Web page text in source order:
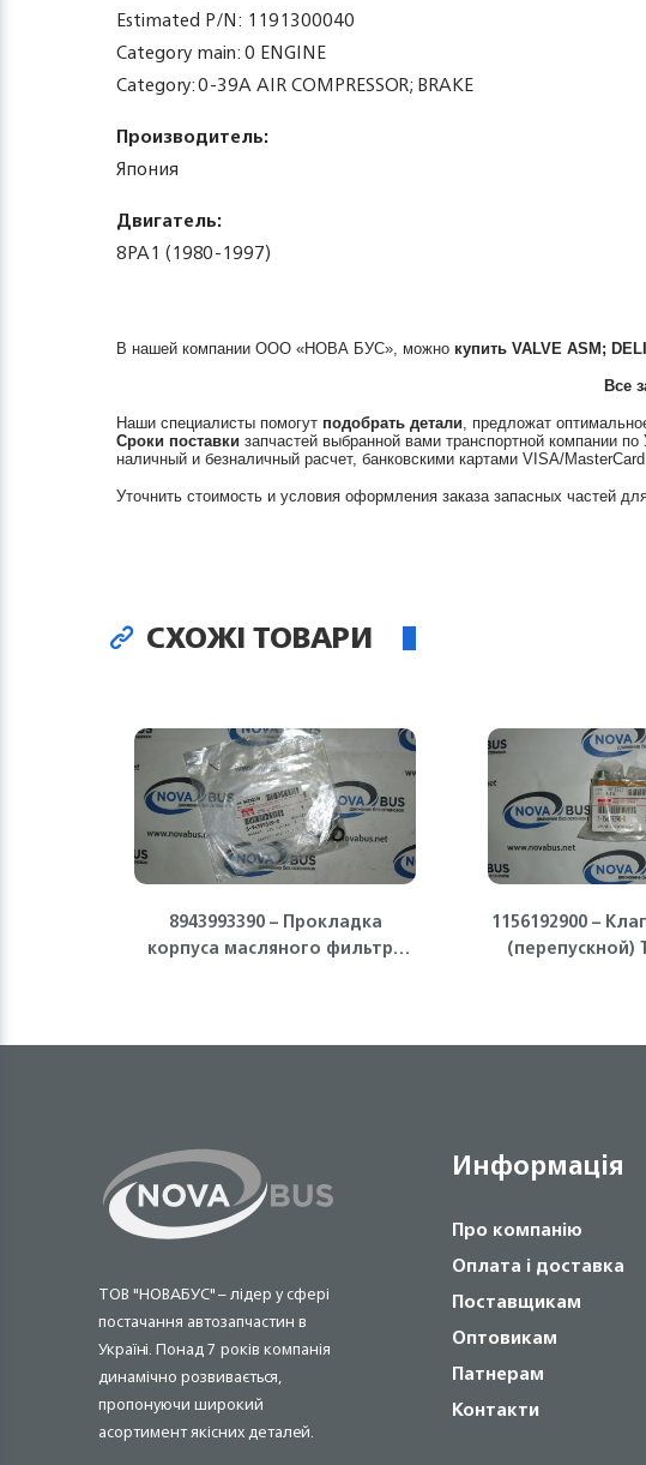
Estimated P/N: 1191300040
Category main: 0 ENGINE
Category: 0-39A AIR COMPRESSOR; BRAKE
Производитель:
Япония
Двигатель:
8PA1 (1980-1997)
В нашей компании ООО «НОВА БУС», можно купить VALVE ASM;
Все
Наши специалисты помогут подобрать детали, предложат
Сроки поставки запчастей выбранной вами транспортной компании по
наличный и безналичный расчет, банковскими картами VISA/
Уточнить стоимость и условия оформления заказа запасных частей
СХОЖІ ТОВАРИ
8943993390 – Прокладка
корпуса масляного фильтра
1156192900 –
(перепускной)
ТОВ "НОВАБУС" – лідер у сфері
постачання автозапчастин в
Україні. Понад 7 років компанія
динамічно розвивається,
пропонуючи широкий
асортимент якісних деталей.
Информація
Про компанію
Оплата і доставка
Поставщикам
Оптовикам
Патнерам
Контакти